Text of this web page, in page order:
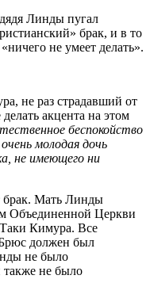
Линды пугал
брак, и в то
не умеет делать».
не раз страдавший от
акцента на этом
беспокойство
молодая дочь
не имеющего ни
брак. Мать Линды
Объединенной Церкви
Кимура. Все
должен был
не было
также не было